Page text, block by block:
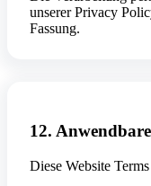
unserer Privacy
Fassung.
12.
Diese Website